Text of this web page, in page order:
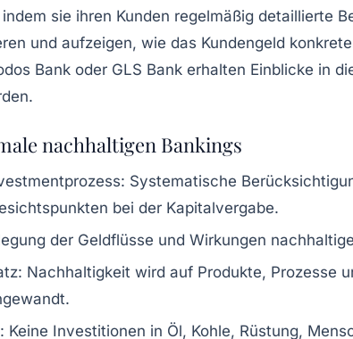
sie ihren Kunden regelmäßig detaillierte
und aufzeigen, wie das Kundengeld
Bank oder GLS Bank erhalten Einblicke in
nachhaltigen Bankings
Systematische
bei der Kapitalvergabe.
der Geldflüsse und Wirkungen
Nachhaltigkeit wird auf Produkte, Prozesse
Keine Investitionen in Öl, Kohle, Rüstung,